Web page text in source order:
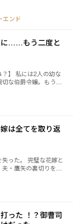
決して愛の言葉を囁
ただ悪戯に時間はす
ンドのハートフルコ
エンド
に……もう二度と
幼な
な伯爵令嬢。もう一
息。 その一方、私は
家出身だった。けれ
しく接してくれるとて
弟は父の知り合いに
は住む場所を失って
彼に「一生、面倒を
をかけられた。まる
彼の元へ身を寄せる
は全てを取り返
った。 完璧な花嫁と
・鷹矢の裏切りを目
侑生は、「都合のいい
んな風
った ！？御曹司